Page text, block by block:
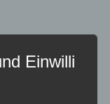
Einwilli